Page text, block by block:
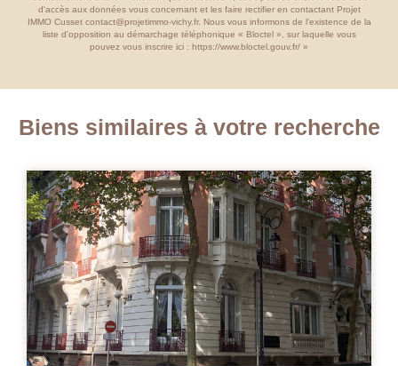
d'accès aux données vous concernant et les faire rectifier en contactant Projet
IMMO Cusset contact@projetimmo-vichy.fr. Nous vous informons de l'existence de la
liste d'opposition au démarchage téléphonique « Bloctel », sur laquelle vous
pouvez vous inscrire ici : https://www.bloctel.gouv.fr/ »
Biens similaires à votre recherche